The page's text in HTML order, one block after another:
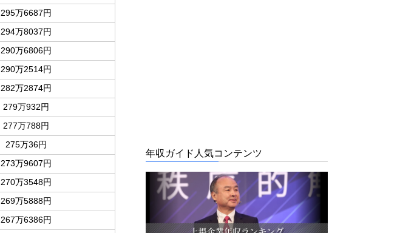
295万6687円
294万8037円
290万6806円
290万2514円
282万2874円
279万932円
277万788円
275万36円
273万9607円
270万3548円
269万5888円
267万6386円
年収ガイド人気コンテンツ